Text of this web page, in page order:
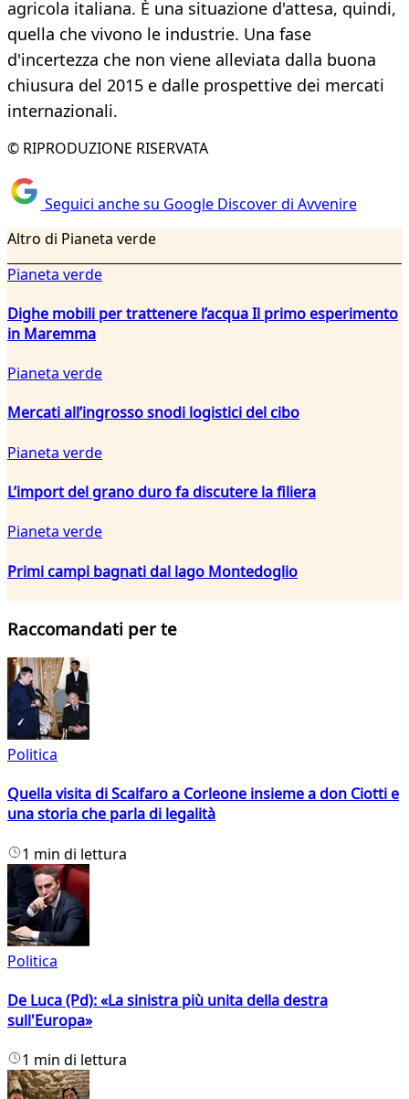
agricola italiana. È una situazione d'attesa, quindi,
quella che vivono le industrie. Una fase
d'incertezza che non viene alleviata dalla buona
chiusura del 2015 e dalle prospettive dei mercati
internazionali.
© RIPRODUZIONE RISERVATA
Seguici anche su Google Discover di Avvenire
Altro di Pianeta verde
Pianeta verde
Dighe mobili per trattenere l’acqua Il primo esperimento
in Maremma
Pianeta verde
Mercati all’ingrosso snodi logistici del cibo
Pianeta verde
L’import del grano duro fa discutere la filiera
Pianeta verde
Primi campi bagnati dal lago Montedoglio
Raccomandati per te
Politica
Quella visita di Scalfaro a Corleone insieme a don Ciotti e
una storia che parla di legalità
1 min di lettura
Politica
De Luca (Pd): «La sinistra più unita della destra
sull'Europa»
1 min di lettura